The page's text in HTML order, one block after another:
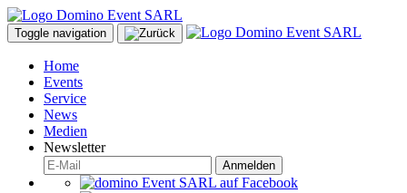
Toggle navigation
Home
Events
Service
News
Medien
Newsletter
Anmelden